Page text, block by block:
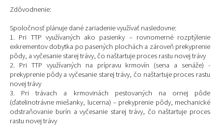
Zdôvodnenie:
Spoločnosť plánuje dané zariadenie využívať nasledovne:
1. Pri TTP využívaných ako pasienky – rovnomerné rozptýlenie
exkrementov dobytka po pasených plochách a zároveň prekyprenie
pôdy, a vyčesanie starej trávy, čo naštartuje proces rastu novej trávy
2. Pri TTP využívaných na prípravu krmovín (sena a senáže) -
prekyprenie pôdy a vyčesanie starej trávy, čo naštartuje proces rastu
novej trávy
3. Pri trávach a krmovinách pestovaných na ornej pôde
(ďatelinotrávne miešanky, lucerna) – prekyprenie pôdy, mechanické
odstraňovanie burín a vyčesanie starej trávy, čo naštartuje proces
rastu novej trávy